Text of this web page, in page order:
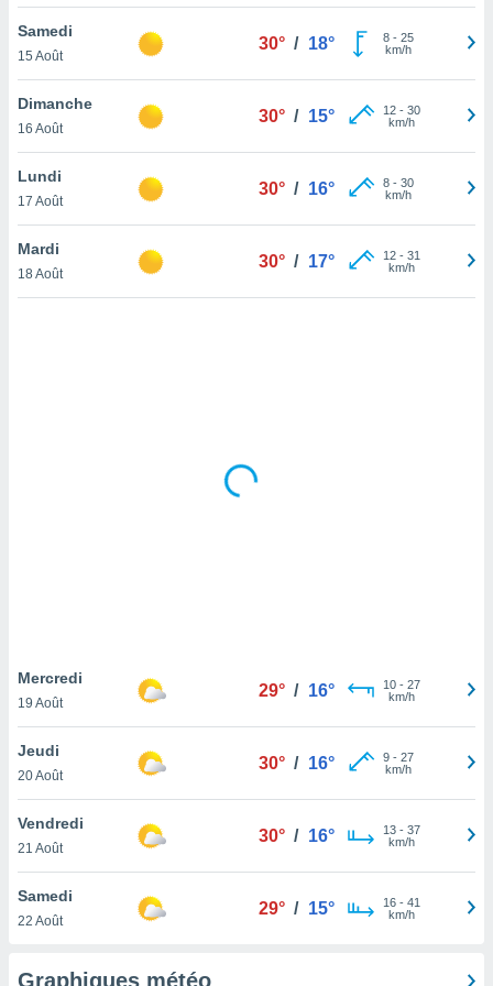
votre
à
en
le
notre
que
et que
Samedi
15 Août
30° / 18° 8- 25
km/h
Dimanche
16 Août
30° / 15° 12- 30
km/h
Lundi
17 Août
30° / 16° 8- 30
km/h
Mardi
18 Août
30° / 17° 12- 31
km/h
Mercredi
19 Août
29° / 16° 10- 27
km/h
Jeudi
20 Août
30° / 16° 9- 27
km/h
Vendredi
21 Août
30° / 16° 13- 37
km/h
Samedi
22 Août
29° / 15° 16- 41
km/h
Graphiques météo